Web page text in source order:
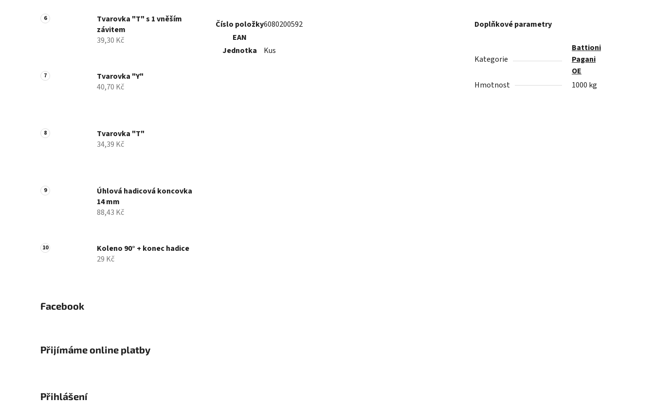
Tvarovka "T" s 1 vněším
závitem
39,30 Kč
Tvarovka "Y"
40,70 Kč
Tvarovka "T"
34,39 Kč
Úhlová hadicová koncovka
14 mm
88,43 Kč
Koleno 90° + konec hadice
29 Kč
Facebook
Přijímáme online platby
Přihlášení
Číslo položky6080200592
EAN
Jednotka
Kus
Doplňkové parametry
Kategorie
Battioni
Pagani
OE
Hmotnost
1000 kg